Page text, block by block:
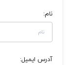
نام:
آدرس ایمیل: